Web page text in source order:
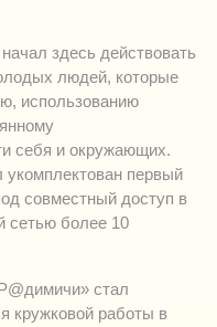
здесь действовать
людей, которые
использованию
себя и окружающих.
первый
совместный доступ в
сетью более 10
стал
кружковой работы в